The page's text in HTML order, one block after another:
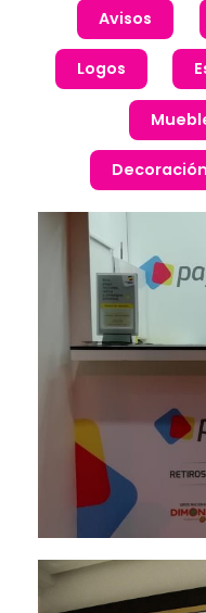
Avisos
Logos
Decoración